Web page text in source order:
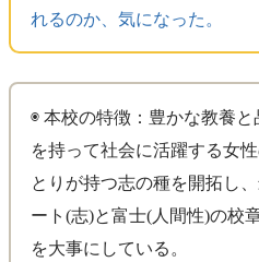
れるのか、気になった。
◉ 本校の特徴：豊かな教養
を持って社会に活躍する女
とりが持つ志の種を開拓し
ート(志)と富士(人間性)の校
を大事にしている。